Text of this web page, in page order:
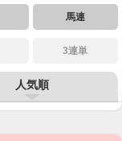
馬連
3連単
人気順